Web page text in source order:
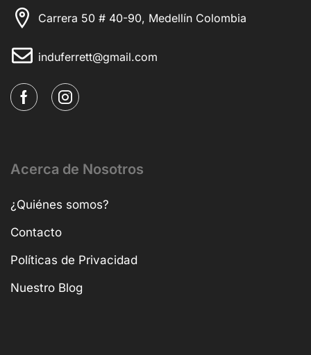
Carrera 50 # 40-90, Medellín Colombia
induferrett@gmail.com
Acerca de Nosotros
¿Quiénes somos?
Contacto
Políticas de Privacidad
Nuestro Blog